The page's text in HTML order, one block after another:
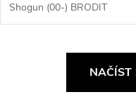
Shogun (00-) BRODIT
NAČÍST